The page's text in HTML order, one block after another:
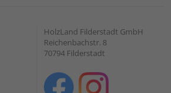
HolzLand Filderstadt GmbH
Reichenbachstr. 8
70794 Filderstadt